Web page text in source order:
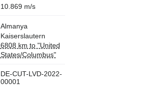
10.869 m/s
Almanya
Kaiserslautern
6808 km to "United
States/Columbus"
DE-CUT-LVD-2022-
00001